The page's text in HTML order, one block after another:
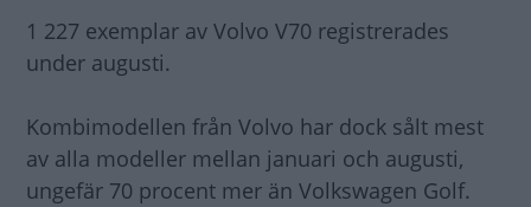
1 227 exemplar av Volvo V70 registrerades
under augusti.
Kombimodellen från Volvo har dock sålt mest
av alla modeller mellan januari och augusti,
ungefär 70 procent mer än Volkswagen Golf.